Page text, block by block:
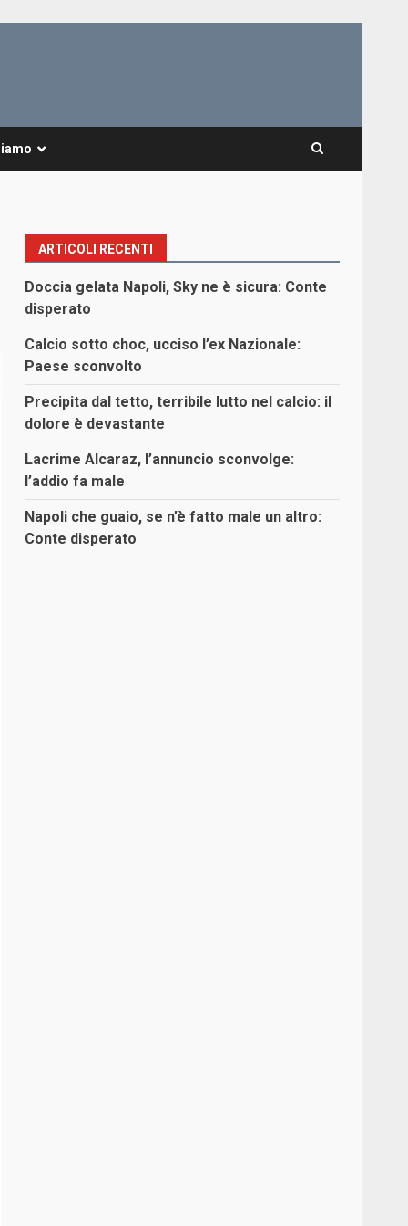
ARTICOLI RECENTI
Doccia gelata Napoli, Sky ne è sicura: Conte
disperato
Calcio sotto choc, ucciso l’ex Nazionale:
Paese sconvolto
Precipita dal tetto, terribile lutto nel calcio: il
dolore è devastante
Lacrime Alcaraz, l’annuncio sconvolge:
l’addio fa male
Napoli che guaio, se n’è fatto male un altro:
Conte disperato